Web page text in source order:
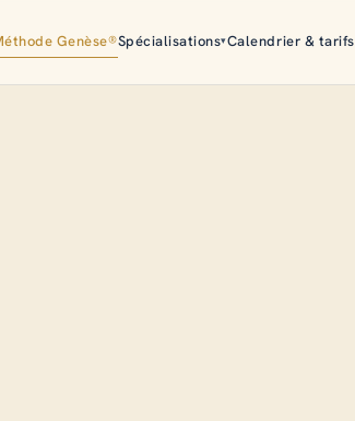
Genèse®Spécialisations▾Calendrier & tarifs